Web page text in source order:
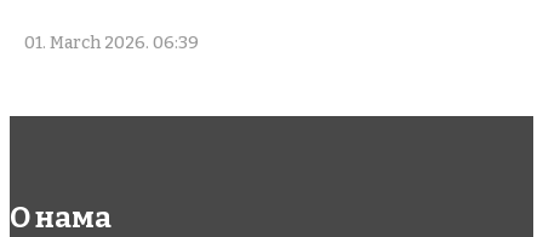
01. March 2026. 06:39
О нама